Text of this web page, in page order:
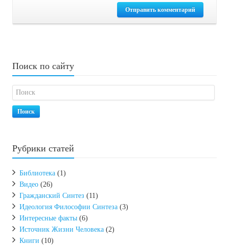
Отправить комментарий
Поиск по сайту
Поиск
Рубрики статей
Библиотека (1)
Видео (26)
Гражданский Синтез (11)
Идеология Философии Синтеза (3)
Интересные факты (6)
Источник Жизни Человека (2)
Книги (10)